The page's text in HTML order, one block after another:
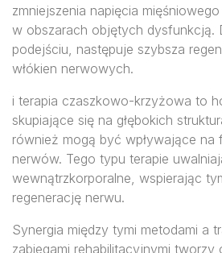
zmniejszenia napięcia
w obszarach objętych dysfunkcją.
podejściu, następuje szybsza
włókien nerwowych.
i terapia czaszkowo-krzyżowa to
skupiające się na głębokich
również mogą być wpływające na
nerwów. Tego typu terapie
wewnątrzkorporalne, wspierając
regenerację nerwu.
Synergia między tymi metodami a
zabiegami rehabilitacyjnymi tworzy